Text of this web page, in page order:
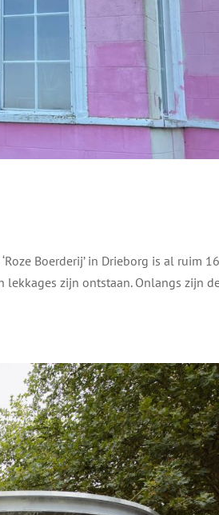
Boerderij’ in Drieborg is al ruim
lekkages zijn ontstaan. Onlangs zijn